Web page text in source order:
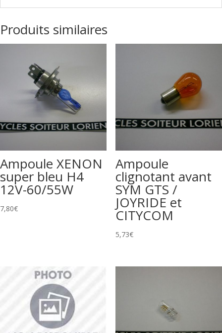
Produits similaires
Ampoule XENON
super bleu H4
12V-60/55W
7,80€
Ampoule
clignotant avant
SYM GTS /
JOYRIDE et
CITYCOM
5,73€